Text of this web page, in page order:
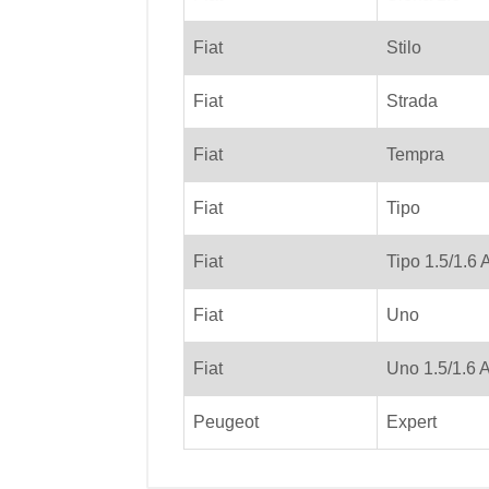
Fiat Stilo
Fiat Strada
Fiat Tempra
Fiat Tipo
Fiat Tipo 1.5/1.6
Fiat Uno
Fiat Uno 1.5/1.6
Peugeot Expert